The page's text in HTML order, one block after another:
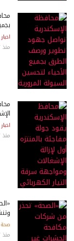
منذ 17 ساعة
منذ 17 ساعة
صحة
منذ 17 ساعة